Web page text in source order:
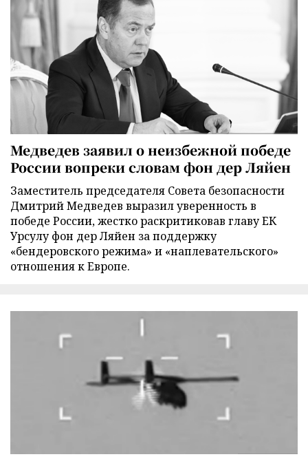
Медведев заявил о неизбежной победе
России вопреки словам фон дер Ляйен
Заместитель председателя Совета безопасности
Дмитрий Медведев выразил уверенность в
победе России, жестко раскритиковав главу ЕК
Урсулу фон дер Ляйен за поддержку
«бендеровского режима» и «наплевательского»
отношения к Европе.